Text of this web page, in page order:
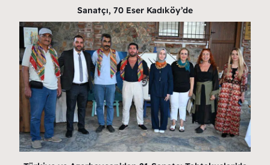
Sanatçı, 70 Eser Kadıköy’de